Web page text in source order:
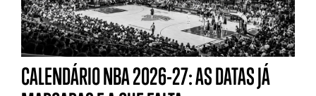
CALENDÁRIO NBA 2026-27: AS DATAS JÁ